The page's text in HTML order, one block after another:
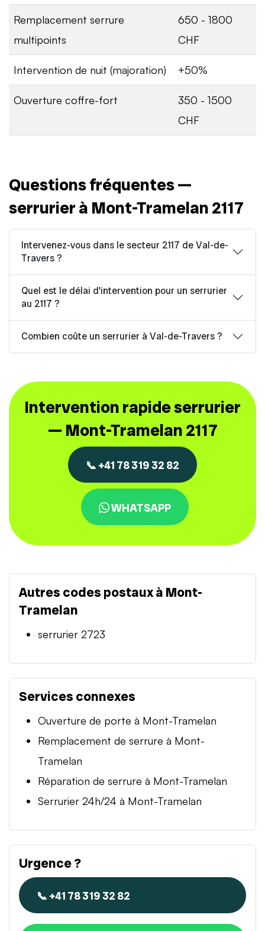
Remplacement serrure
multipoints
650 - 1800
CHF
Intervention de nuit (majoration) +50%
Ouverture coffre-fort
350 - 1500
CHF
Questions fréquentes —
serrurier à Mont-Tramelan 2117
Intervenez-vous dans le secteur 2117 de Val-de-
Travers ?
Quel est le délai d'intervention pour un serrurier
au 2117 ?
Combien coûte un serrurier à Val-de-Travers ?
Intervention rapide serrurier
— Mont-Tramelan 2117
📞 +41 78 319 32 82
WHATSAPP
Autres codes postaux à Mont-
Tramelan
serrurier 2723
Services connexes
Ouverture de porte à Mont-Tramelan
Remplacement de serrure à Mont-
Tramelan
Réparation de serrure à Mont-Tramelan
Serrurier 24h/24 à Mont-Tramelan
Urgence ?
📞 +41 78 319 32 82